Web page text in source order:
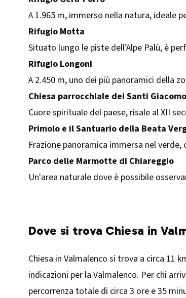
A 1.965 m, immerso nella natura, ideale
Rifugio Motta
Situato lungo le piste dell’Alpe Palù, è
Rifugio Longoni
A 2.450 m, uno dei più panoramici della
Chiesa parrocchiale dei Santi
Cuore spirituale del paese, risale al XII
Primolo e il Santuario della Beata
Frazione panoramica immersa nel
Parco delle Marmotte di Chiareggio
Un'area naturale dove è possibile
Dove si trova Chiesa in
Chiesa in Valmalenco si trova a circa 11
indicazioni per la Valmalenco. Per chi
percorrenza totale di circa 3 ore e 35